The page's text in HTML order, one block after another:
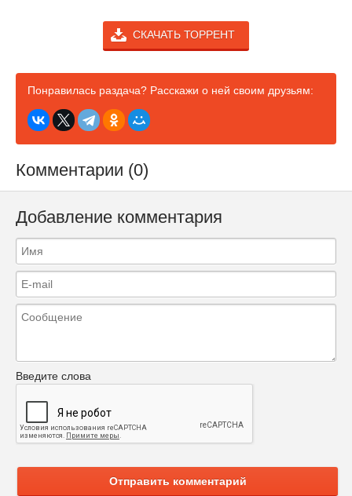
СКАЧАТЬ ТОРРЕНТ
Понравилась раздача? Расскажи о ней своим друзьям:
Комментарии (0)
Добавление комментария
Введите слова
Отправить комментарий